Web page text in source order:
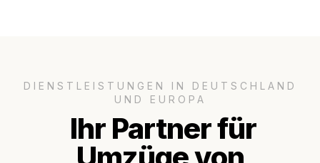
DIENSTLEISTUNGEN IN DEUTSCHLAND
UND EUROPA
Ihr Partner für